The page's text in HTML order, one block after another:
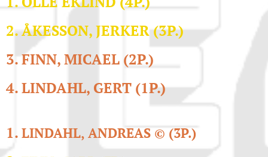
2.ÅKESSON, JERKER(3P.)
3.FINN, MICAEL (2P.)
4.LINDAHL, GERT (1P.)
1. LINDAHL, ANDREAS © (3P.)